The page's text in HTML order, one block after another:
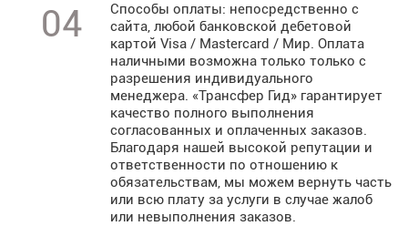
04
Способы оплаты: непосредственно с
сайта, любой банковской дебетовой
картой Visa / Mastercard / Мир. Оплата
наличными возможна только только с
разрешения индивидуального
менеджера. «Трансфер Гид» гарантирует
качество полного выполнения
согласованных и оплаченных заказов.
Благодаря нашей высокой репутации и
ответственности по отношению к
обязательствам, мы можем вернуть часть
или всю плату за услуги в случае жалоб
или невыполнения заказов.